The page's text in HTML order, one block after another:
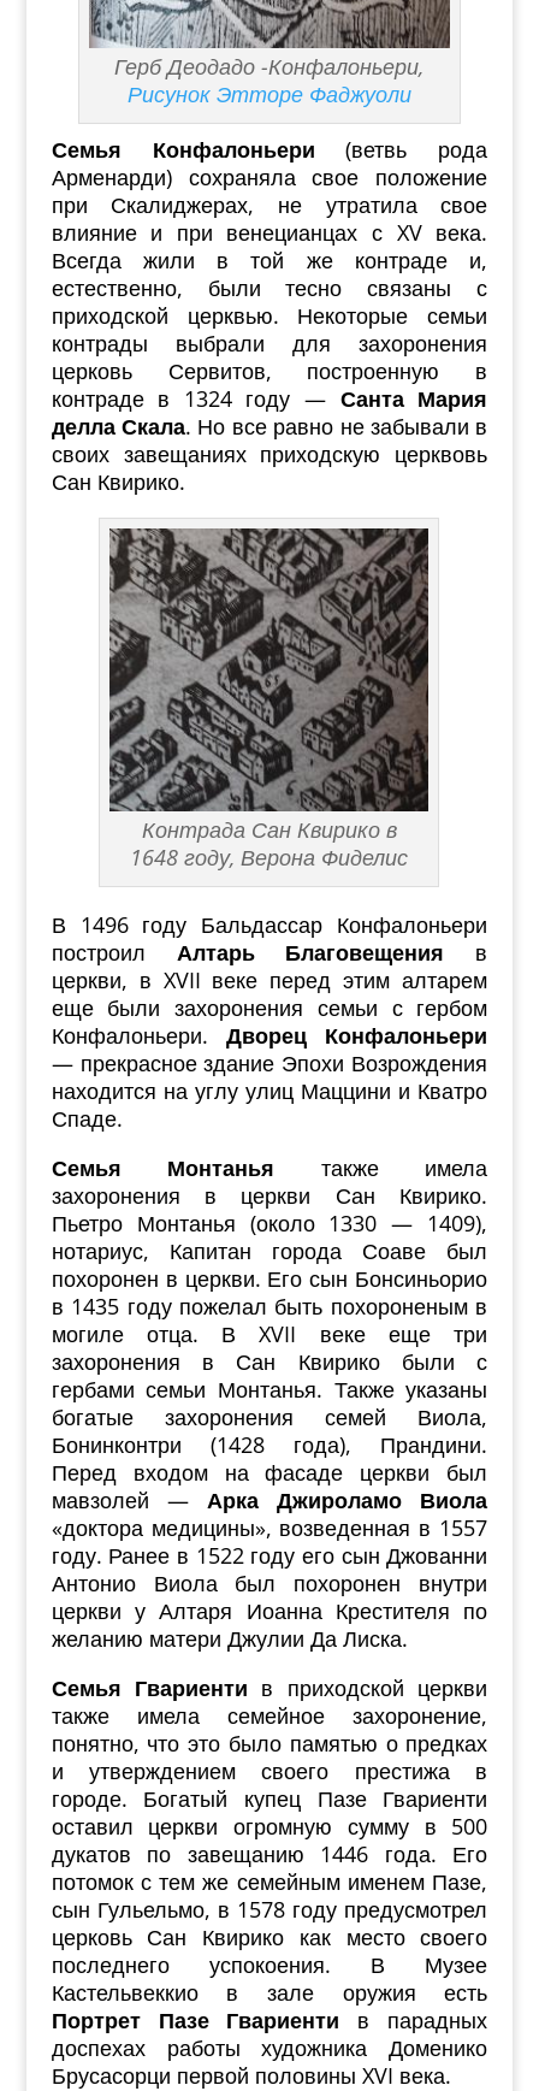
Герб Деодадо -Конфалоньери,
Рисунок Этторе Фаджуоли
Семья Конфалоньери (ветвь рода
Арменарди) сохраняла свое положение
при Скалиджерах, не утратила свое
влияние и при венецианцах с XV века.
Всегда жили в той же контраде и,
естественно, были тесно связаны с
приходской церквью. Некоторые семьи
контрады выбрали для захоронения
церковь Сервитов, построенную в
контраде в 1324 году — Санта Мария
делла Скала. Но все равно не забывали в
своих завещаниях приходскую церквовь
Сан Квирико.
Контрада Сан Квирико в
1648 году, Верона Фиделис
В 1496 году Бальдассар Конфалоньери
построил Алтарь Благовещения в
церкви, в XVII веке перед этим алтарем
еще были захоронения семьи с гербом
Конфалоньери. Дворец Конфалоньери
— прекрасное здание Эпохи Возрождения
находится на углу улиц Маццини и Кватро
Спаде.
Семья Монтанья также имела
захоронения в церкви Сан Квирико.
Пьетро Монтанья (около 1330 — 1409),
нотариус, Капитан города Соаве был
похоронен в церкви. Его сын Бонсиньорио
в 1435 году пожелал быть похороненым в
могиле отца. В XVII веке еще три
захоронения в Сан Квирико были с
гербами семьи Монтанья. Также указаны
богатые захоронения семей Виола,
Бонинконтри (1428 года), Прандини.
Перед входом на фасаде церкви был
мавзолей — Арка Джироламо Виола
«доктора медицины», возведенная в 1557
году. Ранее в 1522 году его сын Джованни
Антонио Виола был похоронен внутри
церкви у Алтаря Иоанна Крестителя по
желанию матери Джулии Да Лиска.
Семья Гвариенти в приходской церкви
также имела семейное захоронение,
понятно, что это было памятью о предках
и утверждением своего престижа в
городе. Богатый купец Пазе Гвариенти
оставил церкви огромную сумму в 500
дукатов по завещанию 1446 года. Его
потомок с тем же семейным именем Пазе,
сын Гульельмо, в 1578 году предусмотрел
церковь Сан Квирико как место своего
последнего успокоения. В Музее
Кастельвеккио в зале оружия есть
Портрет Пазе Гвариенти в парадных
доспехах работы художника Доменико
Брусасорци первой половины XVI века.